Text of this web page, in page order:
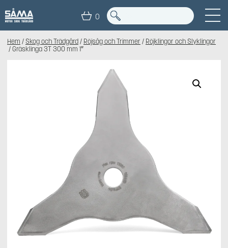
0
Hem / Skog och Trädgård/ Röjsåg och Trimmer / Röjklingor och Slyklingor
/ Gräsklinga 3T 300 mm 1″